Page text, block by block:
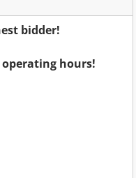
bidder!
hours!